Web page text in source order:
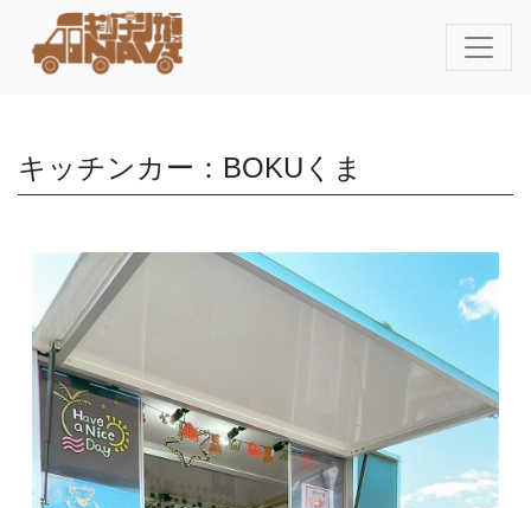
キッチンカー：BOKUくま